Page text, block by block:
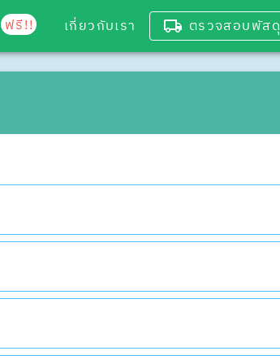
ฟรี!! เกี่ยวกับเรา ตรวจสอบพัสดุ